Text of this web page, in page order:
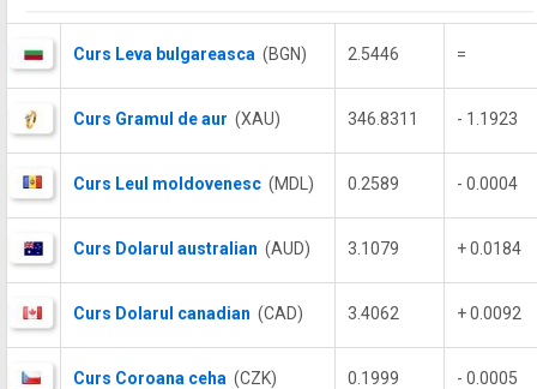
Curs Leva bulgareasca (BGN) 2.5446 =
Curs Gramul de aur (XAU) 346.8311 - 1.1923
Curs Leul moldovenesc (MDL) 0.2589 - 0.0004
Curs Dolarul australian (AUD) 3.1079 + 0.0184
Curs Dolarul canadian (CAD) 3.4062 + 0.0092
Curs Coroana ceha (CZK) 0.1999 - 0.0005